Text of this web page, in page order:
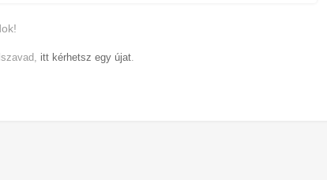
itt kérhetsz egy újat.